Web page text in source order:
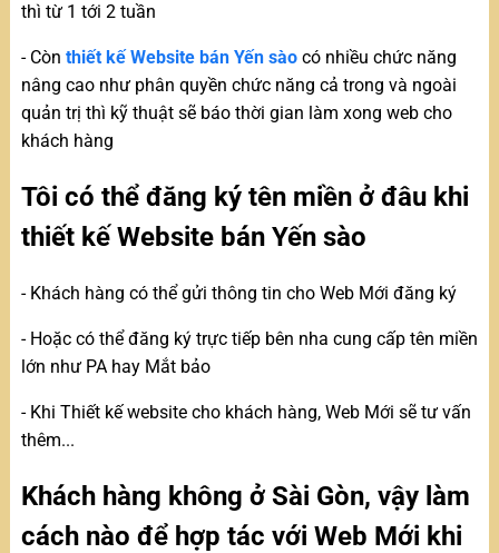
thì từ 1 tới 2 tuần
- Còn thiết kế Website bán Yến sàocó nhiều chức năng
nâng cao như phân quyền chức năng cả trong và ngoài
quản trị thì kỹ thuật sẽ báo thời gian làm xong web cho
khách hàng
Tôi có thể đăng ký tên miền ở đâu khi
thiết kế Website bán Yến sào
- Khách hàng có thể gửi thông tin cho Web Mới đăng ký
- Hoặc có thể đăng ký trực tiếp bên nha cung cấp tên miền
lớn như PA hay Mắt bảo
- Khi Thiết kế website cho khách hàng, Web Mới sẽ tư vấn
thêm...
Khách hàng không ở Sài Gòn, vậy làm
cách nào để hợp tác với Web Mới khi